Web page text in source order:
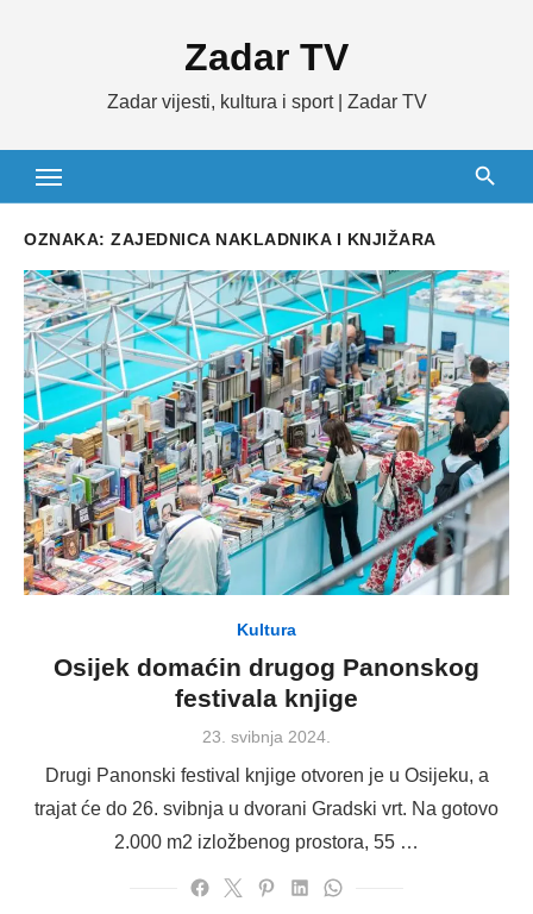
Zadar TV
Zadar vijesti, kultura i sport | Zadar TV
OZNAKA: ZAJEDNICA NAKLADNIKA I KNJIŽARA
Kultura
Osijek domaćin drugog Panonskog
festivala knjige
Posted
23. svibnja 2024.
Drugi Panonski festival knjige otvoren je u Osijeku, a
trajat će do 26. svibnja u dvorani Gradski vrt. Na gotovo
2.000 m2 izložbenog prostora, 55 …